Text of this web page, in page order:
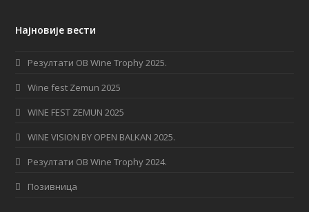
e
b
o
t
a
g
m
Најновије вести
Резултати OB Wine Trophy 2025.
Wine fest Zemun 2025
WINE FEST ZEMUN 2025
WINE VISION BY OPEN BALKAN 2025.
Резултати OB Wine Trophy 2024.
Позивница